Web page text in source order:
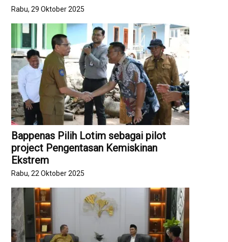
Rabu, 29 Oktober 2025
Bappenas Pilih Lotim sebagai pilot
project ‎Pengentasan Kemiskinan
Ekstrem
Rabu, 22 Oktober 2025